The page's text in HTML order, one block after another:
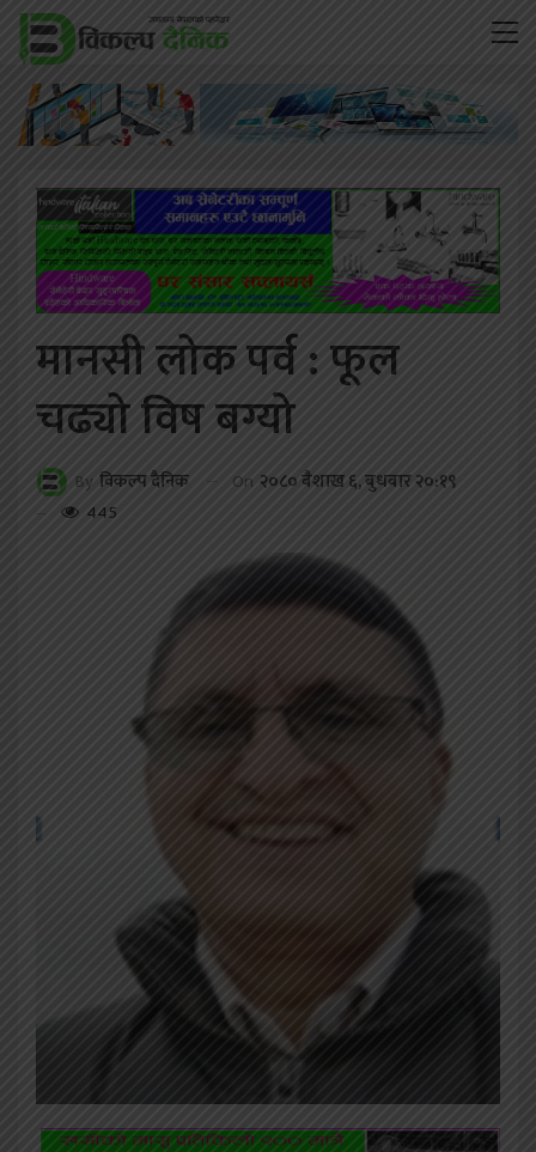
मानसी लोक पर्व : फूल
चढ्यो विष बग्यो
By विकल्प दैनिक On २०८० बैशाख ६, बुधबार २०:१९
445